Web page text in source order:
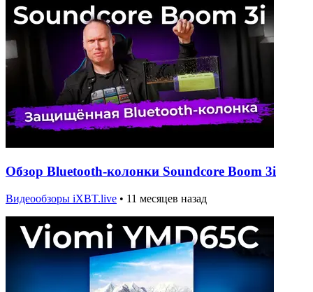
Обзор Bluetooth-колонки Soundcore Boom 3i
Видеообзоры iXBT.live • 11 месяцев назад